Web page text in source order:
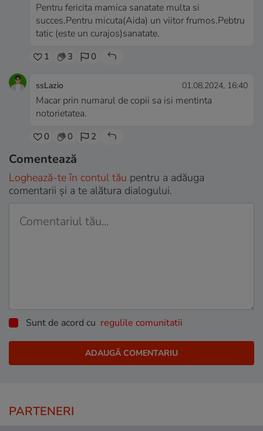
Pentru fericita mamica sanatate multa si
succes.Pentru micuta(Aida) un viitor frumos.Pebtru
tatic (este un curajos)sanatate.
1 3 0
ssLazio 01.08.2024, 16:40
Macar prin numarul de copii sa isi mentinta
notorietatea.
0 0 2
Comentează
Loghează-te în contul tău pentru a adăuga
comentarii și a te alătura dialogului.
Sunt de acord cu regulile comunitatii
PARTENERI